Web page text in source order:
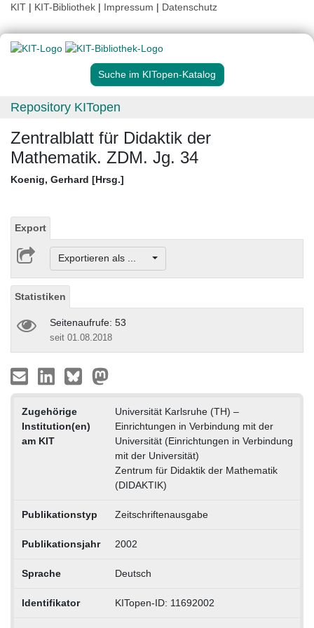
KIT | KIT-Bibliothek | Impressum | Datenschutz
Suche im KITopen-Katalog
Repository KITopen
Zentralblatt für Didaktik der
Mathematik. ZDM. Jg. 34
Koenig, Gerhard [Hrsg.]
Export
Exportieren als ...
Statistiken
Seitenaufrufe: 53
seit 01.08.2018
Zugehörige
Institution(en)
am KIT
Universität Karlsruhe (TH) –
Einrichtungen in Verbindung mit der
Universität (Einrichtungen in Verbindung
mit der Universität)
Zentrum für Didaktik der Mathematik
(DIDAKTIK)
Publikationstyp Zeitschriftenausgabe
Publikationsjahr 2002
Sprache Deutsch
Identifikator KITopen-ID: 11692002